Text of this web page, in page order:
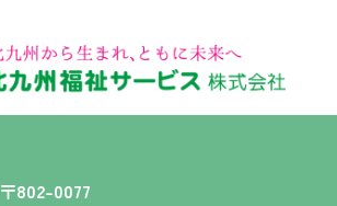
〒802-0077